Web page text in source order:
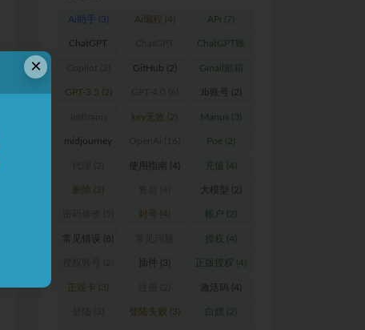
Ai助手 (3) Ai编程 (4) APi (7)
ChatGPT
Plus(17)
ChatGPT账
户(2)
GitHub (2) Gmail邮箱
(2)
GPT-3.5 (2) Jb账号 (2)
(15)
key无效 (2) Manus (3)
midjourney Poe (2)
使用指南 (4) 充值 (4)
删除 (2) 大模型 (2)
封号 (4) 帐户 (2)
常见错误 (8)
(16)
授权 (4)
插件 (3) 正版授权 (4)
正规卡 (3) 激活码 (4)
登陆失败 (3) 白嫖 (2)
×